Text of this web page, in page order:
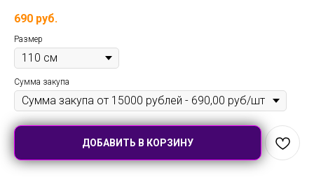
690 руб.
Размер
Сумма закупа
ДОБАВИТЬ В КОРЗИНУ